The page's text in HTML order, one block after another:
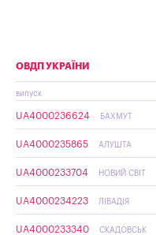
ОВДП УКРАЇНИ
випуск
UA4000236624 БАХМУТ
UA4000235865 АЛУШТА
UA4000233704 НОВИЙ СВІТ
UA4000234223 ЛІВАДІЯ
UA4000233340 СКАДОВСЬК